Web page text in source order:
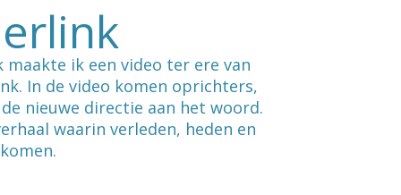
ik een video ter ere van
In de video komen oprichters,
nieuwe directie aan het woord.
waarin verleden, heden en